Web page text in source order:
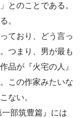
とのことである。
。
ており、どう言っ
つまり、男が最も
品が『火宅の人』
この作家みたいな
ない。
部筑豊篇』には